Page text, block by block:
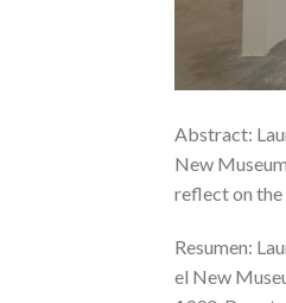
Abstract:
New
reflect on the
Resumen:
el New